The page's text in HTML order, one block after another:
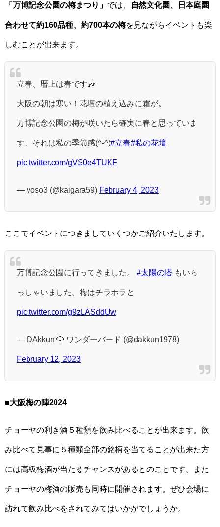
「万博記念公園の梅まつり」 では、 自然文化園、日本庭園
合わせて約160品種、約700本の梅を見ながらイベントも楽
しむことが出来ます。
立春、暦上は春です🎶
大阪の朝は寒い！花壇の植え込みに霜が。
万博記念公園の梅が咲いたら確実に春と思っていま
す、それは私の季節感(^-^)#立春#私の花壇
pic.twitter.com/gVS0e4TUKF
— yoso3 (@kaigara59) February 4, 2023
ここでイベントにつきましていくつかご紹介いたします。
万博記念公園に行ってきました。 #太陽の塔 もいら
っしゃいました。梅はチラホラと
pic.twitter.com/g9zLASddUw
— DAkkun 🐶 ワンダーバード (@dakkun1978)
February 12, 2023
■大阪梅の陣2024
チョーヤの利き酒５種類を飲み比べることが出来ます。飲
み比べて見事に５種類全部の銘柄を当てることが出来た方
には高級梅酒が当たるチャンスがあるとのことです。また
チョーヤの梅酒の販売も同時に開催されます。ぜひ会場に
訪れて飲み比べをされてみてはいかがでしょうか。